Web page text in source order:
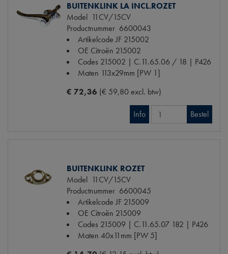
BUITENKLINK LA INCL.ROZET
Model 11CV/15CV
Productnummer 6600043
Artikelcode JF 215002
OE Citroën 215002
Codes 215002 | C.11.65.06 / 18 | P426
Maten 113x29mm [PW 1]
€ 72,36 (€ 59,80 excl. btw)
Info Bestel
BUITENKLINK ROZET
Model 11CV/15CV
Productnummer 6600045
Artikelcode JF 215009
OE Citroën 215009
Codes 215009 | C.11.65.07 182 | P426
Maten 40x11mm [PW 5]